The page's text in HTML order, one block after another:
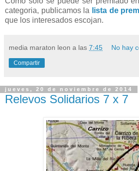
categoria, publicamos la
lista de
que los interesados escojan.
media maraton leon a las 7:45 No hay
Compartir
jueves, 20 de noviembre de 2014
Relevos Solidarios 7 x 7